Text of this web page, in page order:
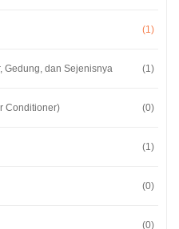
(1)
Gedung, dan Sejenisnya (1)
Conditioner) (0)
(1)
(0)
(0)